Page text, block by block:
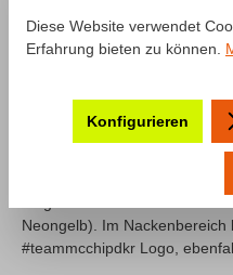
zur Hölle"
Ein T-Shirt aus unserer “Fahr
aufgelegt! Das Shirt kommt
Neongelb). Im Nackenbereich
#teammcchipdkr Logo,
Diese Website verwendet
Erfahrung bieten zu können.
Konfigurieren